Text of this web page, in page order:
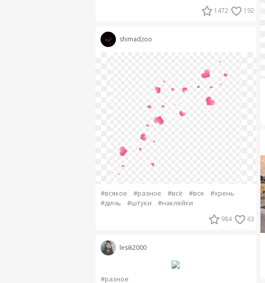
1472 192
shimadzoo
#всякое #разное #всё #все
#хрень
#дичь
#штуки #наклейки
984 63
lesik2000
#разное